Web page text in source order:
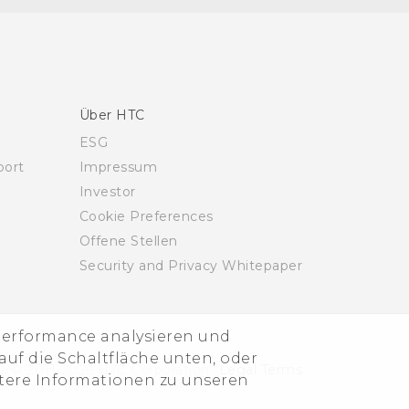
analysieren und
die Schaltfläche unten, oder
Informationen zu unseren
Über HTC
ESG
Impressum
Investor
Cookie Preferences
Offene Stellen
Security and Privacy Whitepaper
© 2011-2026 HTC Corporation